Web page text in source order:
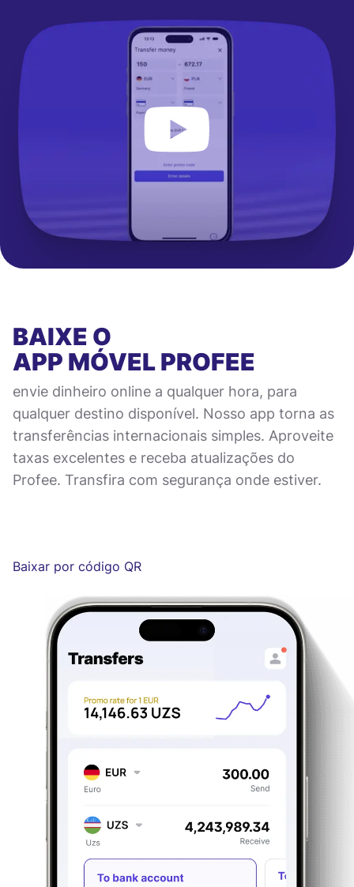
BAIXE O
APP MÓVELPROFEE
envie dinheiro online a qualquer hora, para
qualquer destino disponível. Nosso app torna as
transferências internacionais simples. Aproveite
taxas excelentes e receba atualizações do
Profee. Transfira com segurança onde estiver.
Baixar por código QR